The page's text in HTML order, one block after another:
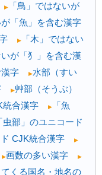
▶
「鳥」ではないが
が「魚」を含む漢字
▶
「木」ではない
いが「犭」を含む漢
字 ▶水部（すい
▶艸部（そうぶ）
統合漢字 ▶
「魚
虫部」のユニコード
ド CJK統合漢字 ▶
▶画数の多い漢字 ▶
くる国名・地名の